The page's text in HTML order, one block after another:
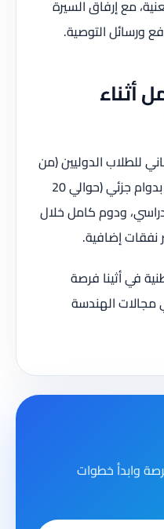
مع إرفاق السيرة
أثناء
للطلاب الدوليين (من
) بالعمل بدوام جزئي (حوالي 20
ودوم كامل خلال
نفقات إضافية.
في أثينا فرصة
مجالات الهندسة
وابدأ خطوات